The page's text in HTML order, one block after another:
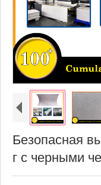
Безопасная
г с черными